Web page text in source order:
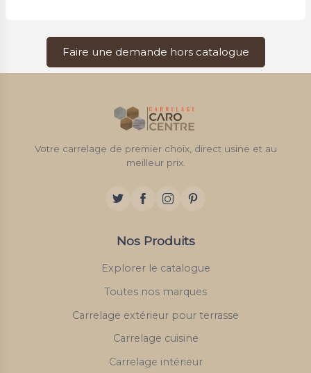
Faire une demande hors catalogue
Votre carrelage de premier choix, direct usine et au
meilleur prix.
Nos Produits
Explorer le catalogue
Toutes nos marques
Carrelage extérieur pour terrasse
Carrelage cuisine
Carrelage intérieur